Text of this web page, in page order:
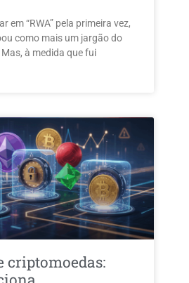
em “RWA” pela primeira vez,
como mais um jargão do
à medida que fui
criptomoedas: